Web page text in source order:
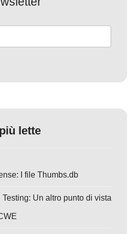
lette
I file Thumbs.db
Un altro punto di vista